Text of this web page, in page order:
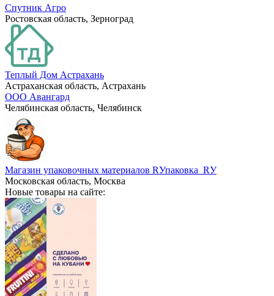
Спутник Агро
Ростовская область, Зерноград
Теплый Дом Астрахань
Астраханская область, Астрахань
ООО Авангард
Челябинская область, Челябинск
Магазин упаковочных материалов RУпаковка_RУ
Московская область, Москва
Новые товары на сайте: